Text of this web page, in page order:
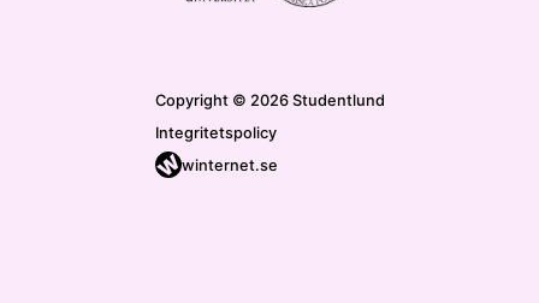
Copyright © 2026 Studentlund
Integritetspolicy
winternet.se